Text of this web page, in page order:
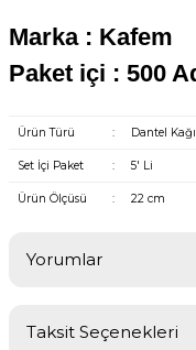
Marka : Kafem
Paket içi : 500
Ürün Türü : Dantel
Set İçi Paket : 5' Li
Ürün Ölçüsü : 22 cm
Yorumlar
Taksit Seçenekleri